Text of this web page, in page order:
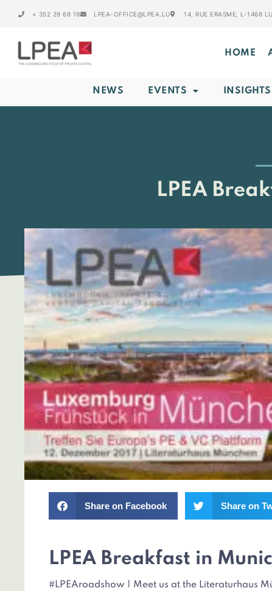
+ 352 28 68 19 LPEA-OFFICE@LPEA.LU 14, RUE ERASME, L-1468
HOME
NEWS EVENTS
LPEA
Share on Facebook Share on
LPEA Breakfast in
#LPEAroadshow | Meet us at the Literaturhaus